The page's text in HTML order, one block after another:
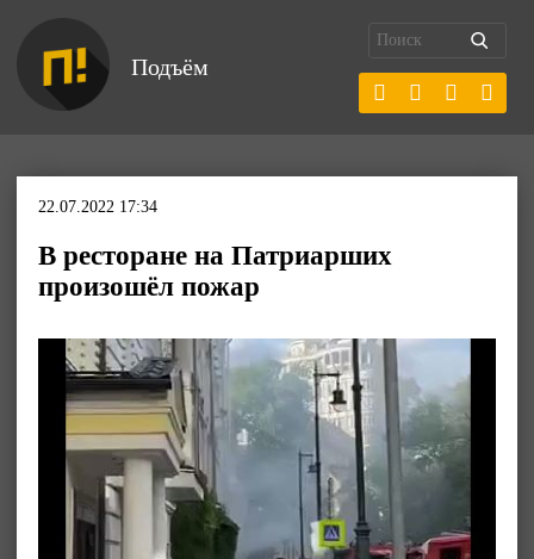
Подъём
22.07.2022 17:34
В ресторане на Патриарших
произошёл пожар